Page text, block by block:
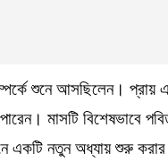
শুনে আসছিলেন। প্রায়
মাসটি বিশেষভাবে
একটি নতুন অধ্যায় শুরু